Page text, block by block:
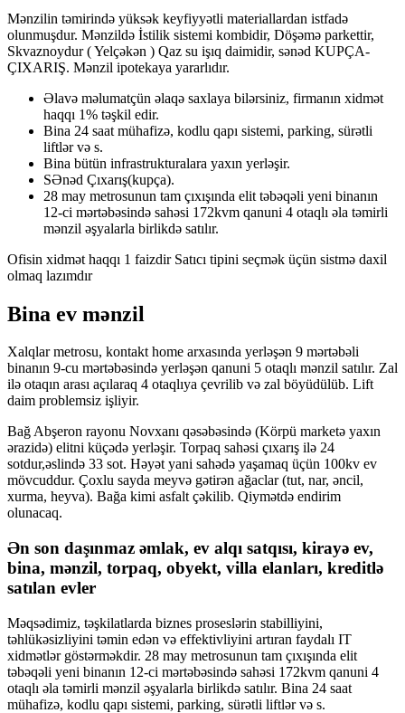
Mənzilin təmirində yüksək keyfiyyətli materiallardan istfadə
olunmuşdur. Mənzildə İstilik sistemi kombidir, Döşəmə parkettir,
Skvaznoydur ( Yelçəkən ) Qaz su işıq daimidir, sənəd KUPÇA-
ÇIXARIŞ. Mənzil ipotekaya yararlıdır.
Əlavə məlumatçün əlaqə saxlaya bilərsiniz, firmanın xidmət
haqqı 1% təşkil edir.
Bina 24 saat mühafizə, kodlu qapı sistemi, parking, sürətli
liftlər və s.
Bina bütün infrastrukturalara yaxın yerləşir.
SƏnəd Çıxarış(kupça).
28 may metrosunun tam çıxışında elit təbəqəli yeni binanın
12-ci mərtəbəsində sahəsi 172kvm qanuni 4 otaqlı əla təmirli
mənzil əşyalarla birlikdə satılır.
Ofisin xidmət haqqı 1 faizdir Satıcı tipini seçmək üçün sistmə daxil
olmaq lazımdır
Bina ev mənzil
Xalqlar metrosu, kontakt home arxasında yerləşən 9 mərtəbəli
binanın 9-cu mərtəbəsində yerləşən qanuni 5 otaqlı mənzil satılır. Zal
ilə otaqın arası açılaraq 4 otaqlıya çevrilib və zal böyüdülüb. Lift
daim problemsiz işliyir.
Bağ Abşeron rayonu Novxanı qəsəbəsində (Körpü marketə yaxın
ərazidə) elitni küçədə yerləşir. Torpaq sahəsi çıxarış ilə 24
sotdur,əslində 33 sot. Həyət yani sahədə yaşamaq üçün 100kv ev
mövcuddur. Çoxlu sayda meyvə gətirən ağaclar (tut, nar, əncil,
xurma, heyva). Bağa kimi asfalt çəkilib. Qiymətdə endirim
olunacaq.
Ən son daşınmaz əmlak, ev alqı satqısı, kirayə ev,
bina, mənzil, torpaq, obyekt, villa elanları, kreditlə
satılan evler
Məqsədimiz, təşkilatlarda biznes proseslərin stabilliyini,
təhlükəsizliyini təmin edən və effektivliyini artıran faydalı IT
xidmətlər göstərməkdir. 28 may metrosunun tam çıxışında elit
təbəqəli yeni binanın 12-ci mərtəbəsində sahəsi 172kvm qanuni 4
otaqlı əla təmirli mənzil əşyalarla birlikdə satılır. Bina 24 saat
mühafizə, kodlu qapı sistemi, parking, sürətli liftlər və s.